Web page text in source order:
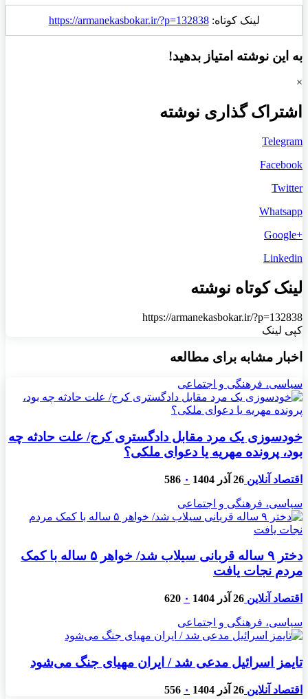
لینک کوتاه:https://armanekasbokar.ir/?p=132838
به این نوشته امتیاز بدهید!
×
اشتراک گذاری نوشته
Telegram
Facebook
Twitter
Whatsapp
+Google
Linkedin
لینک کوتاه نوشته
https://armanekasbokar.ir/?p=132838
کپی لینک
اخبار مشابه برای مطالعه
سیاسی، فرهنگی و اجتماعی
خودسوزی یک مرد مقابل دادگستری کرج/ علت حادثه چه
بود، پرونده مهریه‌ یا دعوای ملکی؟
اقتصاد آنلاین 26 آذر 1404 ۰ 586
سیاسی، فرهنگی و اجتماعی
دختر ۹ ساله قربانی سیلاب شد/ خواهر ۵ ساله با کمک
مردم نجات یافت
اقتصاد آنلاین 26 آذر 1404 ۰ 620
سیاسی، فرهنگی و اجتماعی
تایمز اسرائیل مدعی شد / ایران مهیای جنگ می‌شود
اقتصاد آنلاین 26 آذر 1404 ۰ 556